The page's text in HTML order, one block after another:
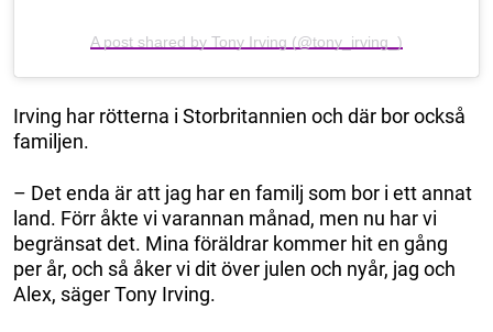
A post shared by Tony Irving (@tony_irving_)
Irving har rötterna i Storbritannien och där bor också
familjen.
– Det enda är att jag har en familj som bor i ett annat
land. Förr åkte vi varannan månad, men nu har vi
begränsat det. Mina föräldrar kommer hit en gång
per år, och så åker vi dit över julen och nyår, jag och
Alex, säger Tony Irving.